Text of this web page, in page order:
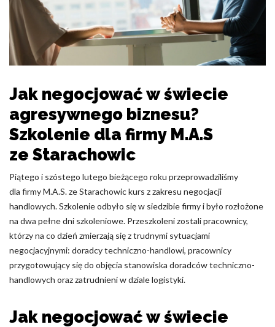
Jak negocjować w świecie
agresywnego biznesu?
Szkolenie dla firmy M.A.S
ze Starachowic
Piątego i szóstego lutego bieżącego roku przeprowadziliśmy
dla firmy M.A.S. ze Starachowic kurs z zakresu negocjacji
handlowych. Szkolenie odbyło się w siedzibie firmy i było rozłożone
na dwa pełne dni szkoleniowe. Przeszkoleni zostali pracownicy,
którzy na co dzień zmierzają się z trudnymi sytuacjami
negocjacyjnymi: doradcy techniczno-handlowi, pracownicy
przygotowujący się do objęcia stanowiska doradców techniczno-
handlowych oraz zatrudnieni w dziale logistyki.
Jak negocjować w świecie
zapamiętanie informacji, które zmieniają wygląd lub
funkcjonowanie strony, np. preferowany język lub region, w
którym znajduje się użytkownik.
Statystyczne pliki cookie pomagają właścicielem stron
internetowych zrozumieć, w jaki sposób różni użytkownicy
zachowują się na stronie, gromadząc i zgłaszając anonimowe
informacje.
Marketingowe pliki cookie stosowane są w celu śledzenia
wyświetlanie reklam, które są istotne i interesujące dla
poszczególnych użytkowników i tym samym bardziej cenne dla
wydawców i reklamodawców strony trzeciej.
Nieklasyfikowane